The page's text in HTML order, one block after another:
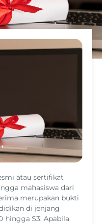
atau sertifikat
mahasiswa dari
merupakan bukti
di jenjang
hingga S3. Apabila